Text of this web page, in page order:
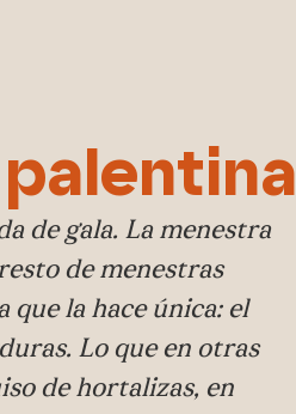
de gala. La menestra
de menestras
que la hace única: el
Lo que en otras
de hortalizas, en